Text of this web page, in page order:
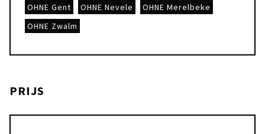
OHNE Gent OHNE Nevele
OHNE Merelbeke
OHNE Zwalm
PRIJS